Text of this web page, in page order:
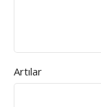
Artılar